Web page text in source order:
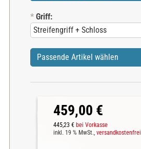
* Griff:
Passende Artikel wählen
459,00 €
445,23 € bei Vorkasse
inkl. 19 % MwSt., versandkostenfrei